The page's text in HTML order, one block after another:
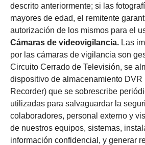
descrito anteriormente; si las
mayores de edad, el remitente
autorización de los mismos para el
Cámaras de videovigilancia. Las
por las cámaras de vigilancia son
Circuito Cerrado de Televisión, se
dispositivo de almacenamiento
Recorder) que se sobrescribe
utilizadas para salvaguardar la
colaboradores, personal externo y
de nuestros equipos, sistemas,
información confidencial, y generar